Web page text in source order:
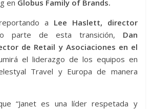
en Globus Family of Brands.
a Lee Haslett, director
parte de esta transición, Dan
de Retail y Asociaciones en el
el liderazgo de los equipos en
Travel y Europa de manera
“Janet es una líder respetada y